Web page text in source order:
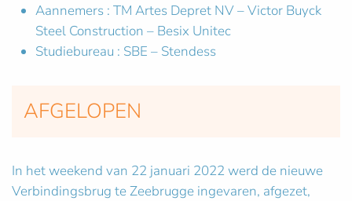
Aannemers : TM Artes Depret NV – Victor Buyck
Steel Construction – Besix Unitec
Studiebureau : SBE – Stendess
AFGELOPEN
In het weekend van 22 januari 2022 werd de nieuwe
Verbindingsbrug te Zeebrugge ingevaren, afgezet,